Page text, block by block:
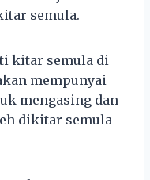
semula.
kitar semula di
mempunyai
mengasing dan
dikitar semula